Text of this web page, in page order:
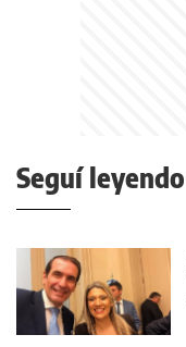
Seguí leyendo